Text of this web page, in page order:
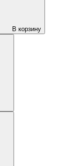
В корзину